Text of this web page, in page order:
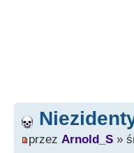
przez Arnold_S »